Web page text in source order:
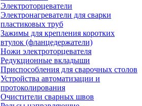
Электроторцеватели
Электронагреватели для сварки
пластиковых труб
Зажимы для крепления коротких
втулок (фланцедержатели)
Ножи электроторцевателя
Редукционные вкладыши
Приспособления для сварочных столов
Устройства автоматизации и
протоколирования
Очистители сварных швов